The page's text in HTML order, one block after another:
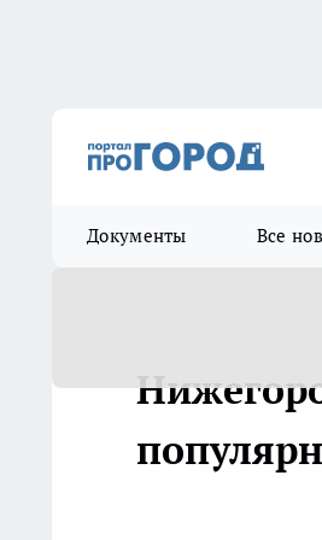
Документы Все